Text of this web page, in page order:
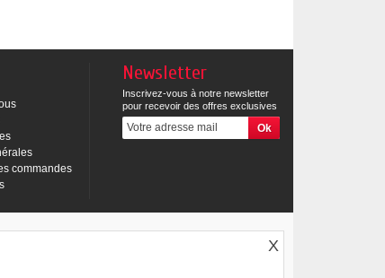
commandes
Newsletter
Inscrivez-vous à notre newsletter
pour recevoir des offres exclusives
X